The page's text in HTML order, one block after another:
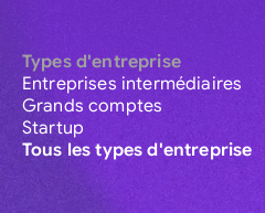
Types d'entreprise
Entreprises intermédiaires
Grands comptes
Startup
Tous les types d'entreprise